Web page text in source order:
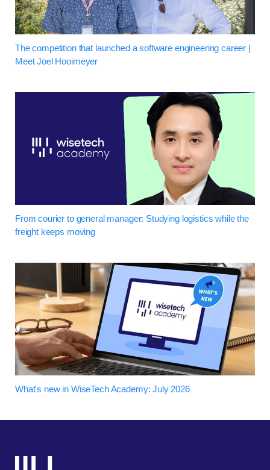
The competition that launched a software engineering career |
Meet Joel Hooimeyer
From courier to general manager: Studying logistics while the
freight keeps moving
What's new in WiseTech Academy: July 2026